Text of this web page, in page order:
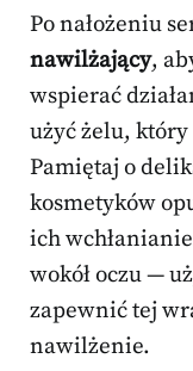
Po nałożeniu
nawilżający,
wspierać
użyć żelu,
Pamiętaj o
kosmetyków
ich
wokół oczu —
zapewnić tej
nawilżenie.